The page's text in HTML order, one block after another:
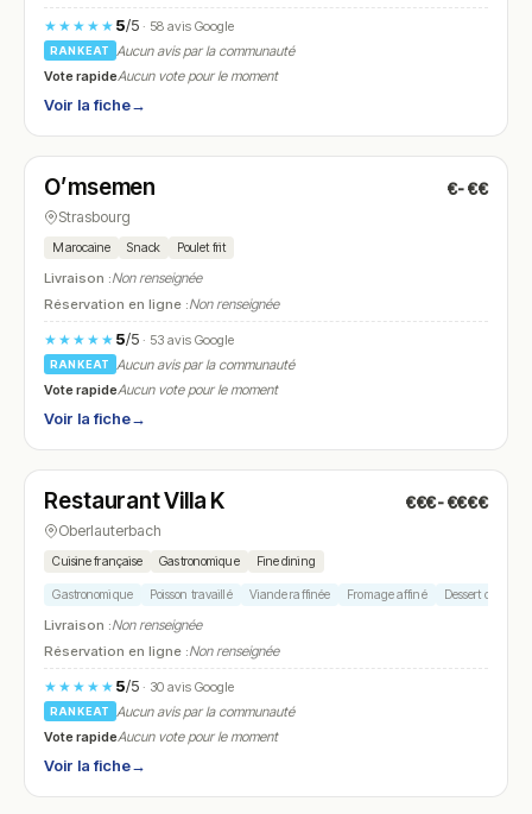
★★★★★ 5/5· 58 avis Google
RANKEAT
Aucun avis par la communauté
Vote rapideAucun vote pour le moment
Voir la fiche→
N° 6
O’msemen €-€€
Strasbourg
Marocaine Snack Poulet frit
Livraison :Non renseignée
Réservation en ligne :Non renseignée
★★★★★ 5/5· 53 avis Google
RANKEAT
Aucun avis par la communauté
Vote rapideAucun vote pour le moment
Voir la fiche→
N° 7
Restaurant Villa K €€€-€€€€
Oberlauterbach
Cuisine française Gastronomique Fine dining
Gastronomique Poisson travaillé Viande raffinée Fromage affiné Dessert créatif
Livraison :Non renseignée
Réservation en ligne :Non renseignée
★★★★★ 5/5· 30 avis Google
RANKEAT
Aucun avis par la communauté
Vote rapideAucun vote pour le moment
Voir la fiche→